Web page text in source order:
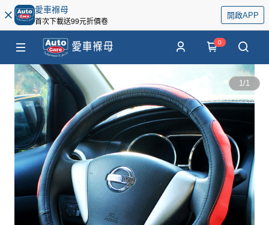
愛車褓母
首次下載送99元折價卷
開啟APP
0
1/1